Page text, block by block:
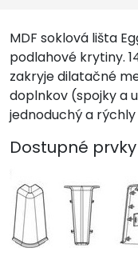
MDF soklová lišta
podlahové krytiny.
zakryje dilatačné
doplnkov (spojky a
jednoduchý a
Dostupné